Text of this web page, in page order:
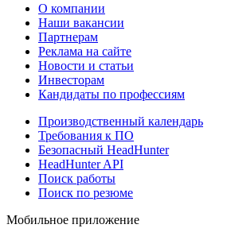
О компании
Наши вакансии
Партнерам
Реклама на сайте
Новости и статьи
Инвесторам
Кандидаты по профессиям
Производственный календарь
Требования к ПО
Безопасный HeadHunter
HeadHunter API
Поиск работы
Поиск по резюме
Мобильное приложение